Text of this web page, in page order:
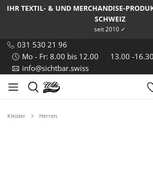
IHR TEXTIL- & UND MERCHANDISE-
SCHWEIZ
seit 2010 ✓
031 530 21 96
Mo - Fr: 8.00 bis 12.00
13.00 -16.30
info@sichtbar.swiss
Kleider Herren